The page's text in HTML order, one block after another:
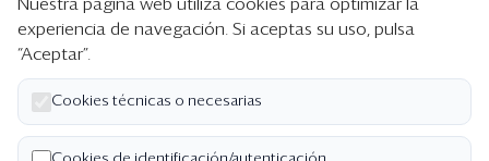
Suscripción individual
Paquetes corporativos
Edición Impresa
Nosotros
Nuestra página web utiliza cookies para optimizar la
experiencia de navegación. Si aceptas su uso, pulsa
“Aceptar”.
Cookies técnicas o necesarias